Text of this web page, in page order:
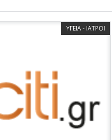
ΥΓΕΙΑ - ΙΑΤΡΟΙ